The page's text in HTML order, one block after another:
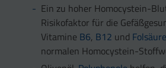
Ein zu hoher Homocystein-
Risikofaktor für die
Vitamine B6, B12 und Folsäure
normalen Homocystein-